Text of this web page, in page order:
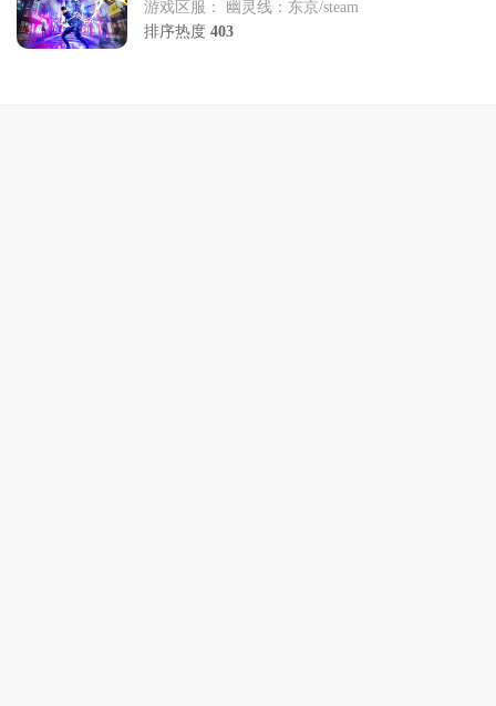
都市怪谈，令人惊艳的视觉奇观，独特的战斗
游戏区服：
幽灵线：东京/steam
排序热度 403